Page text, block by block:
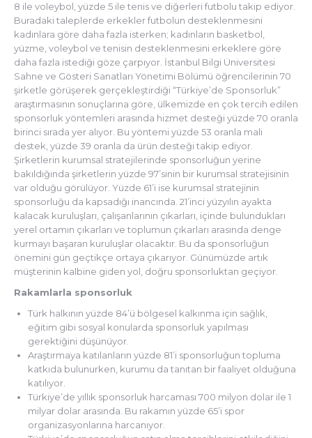
8 ile voleybol, yüzde 5 ile tenis ve diğerleri futbolu takip ediyor.
Buradaki taleplerde erkekler futbolun desteklenmesini
kadınlara göre daha fazla isterken; kadınların basketbol,
yüzme, voleybol ve tenisin desteklenmesini erkeklere göre
daha fazla istediği göze çarpıyor. İstanbul Bilgi Üniversitesi
Sahne ve Gösteri Sanatları Yönetimi Bölümü öğrencilerinin 70
şirketle görüşerek gerçekleştirdiği “Türkiye’de Sponsorluk”
araştırmasının sonuçlarına göre, ülkemizde en çok tercih edilen
sponsorluk yöntemleri arasında hizmet desteği yüzde 70 oranla
birinci sırada yer alıyor. Bu yöntemi yüzde 53 oranla mali
destek, yüzde 39 oranla da ürün desteği takip ediyor.
Şirketlerin kurumsal stratejilerinde sponsorluğun yerine
bakıldığında şirketlerin yüzde 97’sinin bir kurumsal stratejisinin
var olduğu görülüyor. Yüzde 61’i ise kurumsal stratejinin
sponsorluğu da kapsadığı inancında. 21’inci yüzyılın ayakta
kalacak kuruluşları, çalışanlarının çıkarları, içinde bulundukları
yerel ortamın çıkarları ve toplumun çıkarları arasında denge
kurmayı başaran kuruluşlar olacaktır. Bu da sponsorluğun
önemini gün geçtikçe ortaya çıkarıyor. Günümüzde artık
müşterinin kalbine giden yol, doğru sponsorluktan geçiyor.
Rakamlarla sponsorluk
Türk halkının yüzde 84’ü bölgesel kalkınma için sağlık,
eğitim gibi sosyal konularda sponsorluk yapılması
gerektiğini düşünüyor.
Araştırmaya katılanların yüzde 81’i sponsorluğun topluma
katkıda bulunurken, kurumu da tanıtan bir faaliyet olduğuna
katılıyor.
Türkiye’de yıllık sponsorluk harcaması 700 milyon dolar ile 1
milyar dolar arasında. Bu rakamın yüzde 65’i spor
organizasyonlarına harcanıyor.